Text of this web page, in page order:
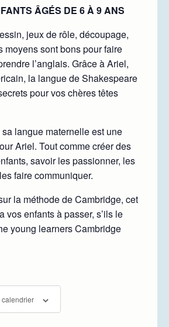
ÂGÉS DE 6 À 9 ANS
jeux de rôle, découpage,
sont bons pour faire
l’anglais. Grâce à Ariel,
la langue de Shakespeare
pour vos chères têtes
langue maternelle est une
Ariel. Tout comme créer des
savoir les passionner, les
faire communiquer.
la méthode de Cambridge, cet
vos enfants à passer, s’ils le
young learners Cambridge